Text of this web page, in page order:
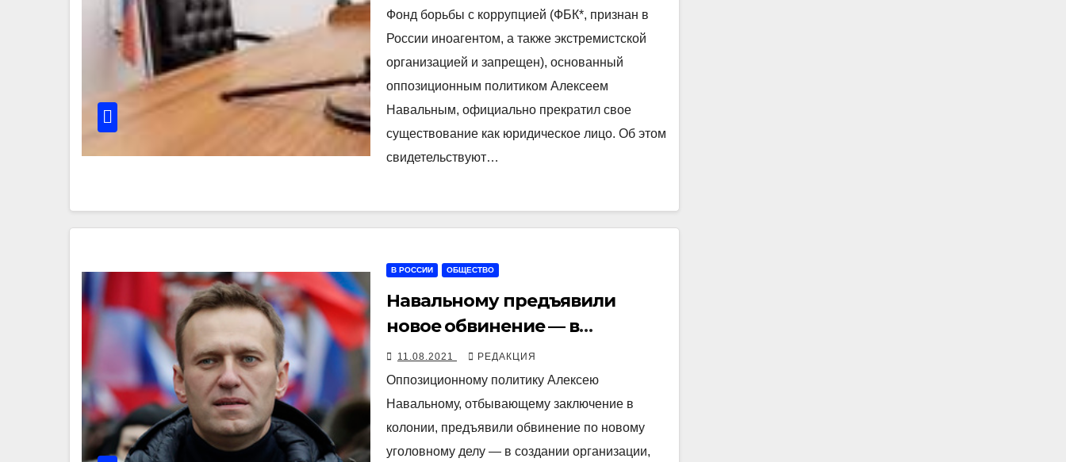
Навального
Фонд борьбы с коррупцией (ФБК*, признан в
России иноагентом, а также экстремистской
организацией и запрещен), основанный
оппозиционным политиком Алексеем
Навальным, официально прекратил свое
существование как юридическое лицо. Об этом
свидетельствуют…
В РОССИИ ОБЩЕСТВО
Навальному предъявили
новое обвинение — в
создании организации,
«посягающей на личность и
права граждан»
11.08.2021 РЕДАКЦИЯ
Оппозиционному политику Алексею
Навальному, отбывающему заключение в
колонии, предъявили обвинение по новому
уголовному делу — в создании организации,